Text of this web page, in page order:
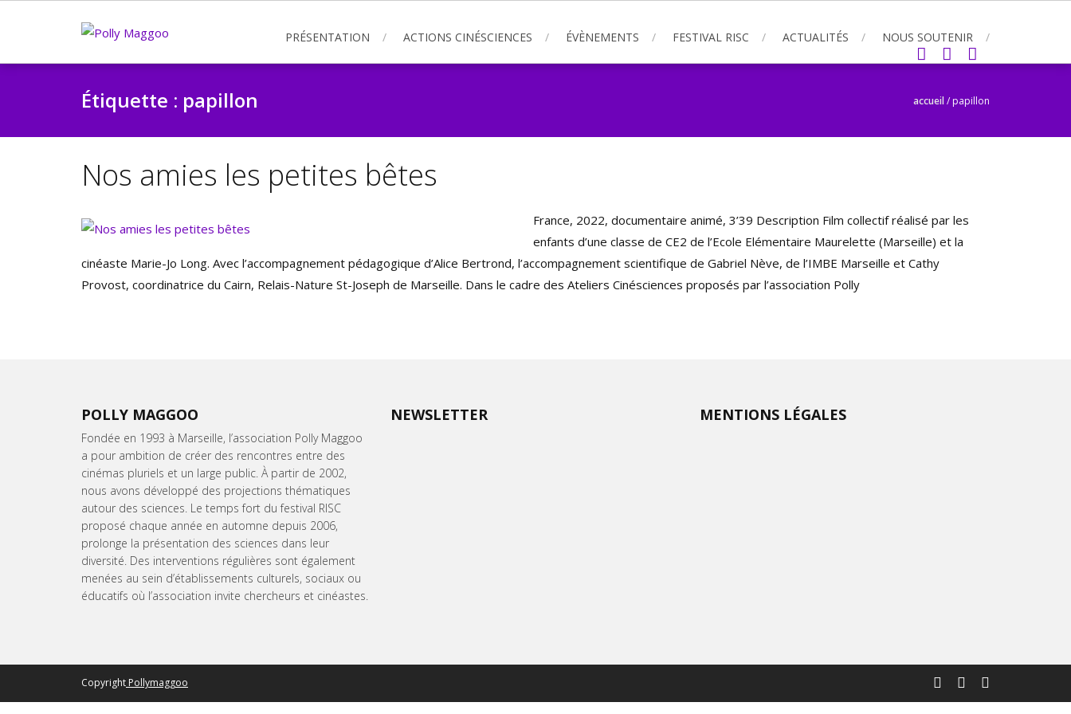
PRÉSENTATION ACTIONS CINÉSCIENCES ÉVÈNEMENTS FESTIVAL RISC ACTUALITÉS NOUS SOUTENIR
Étiquette : papillon accueil/papillon
Nos amies les petites bêtes
France, 2022, documentaire animé, 3’39 Description Film collectif réalisé par les
enfants d’une classe de CE2 de l’Ecole Elémentaire Maurelette (Marseille) et la
cinéaste Marie-Jo Long. Avec l’accompagnement pédagogique d’Alice Bertrond, l’accompagnement scientifique de Gabriel Nève, de l’IMBE Marseille et Cathy
Provost, coordinatrice du Cairn, Relais-Nature St-Joseph de Marseille. Dans le cadre des Ateliers Cinésciences proposés par l’association Polly
POLLY MAGGOO
Fondée en 1993 à Marseille, l’association Polly Maggoo
a pour ambition de créer des rencontres entre des
cinémas pluriels et un large public. À partir de 2002,
nous avons développé des projections thématiques
autour des sciences. Le temps fort du festival RISC
proposé chaque année en automne depuis 2006,
prolonge la présentation des sciences dans leur
diversité. Des interventions régulières sont également
menées au sein d’établissements culturels, sociaux ou
éducatifs où l’association invite chercheurs et cinéastes.
NEWSLETTER MENTIONS LÉGALES
Copyright Pollymaggoo